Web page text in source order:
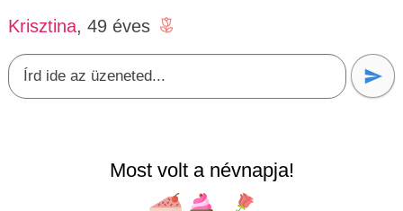
Krisztina, 49 éves
Most volt a névnapja!